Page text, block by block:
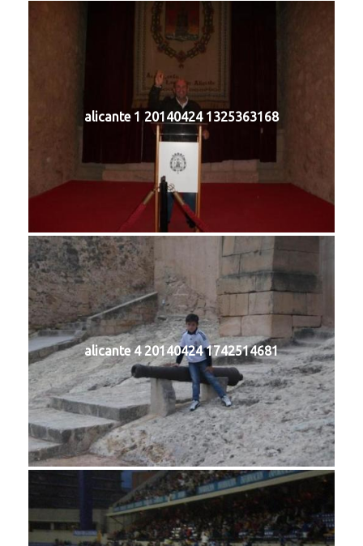
alicante 1 20140424 1325363168
alicante 4 20140424 1742514681